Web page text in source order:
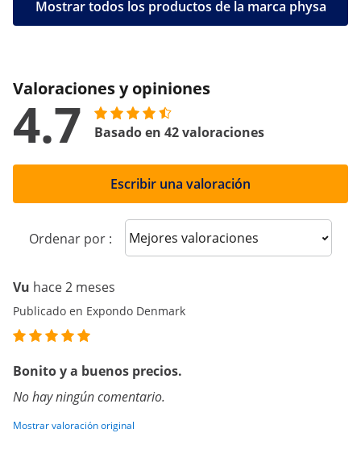
Mostrar todos los productos de la marca physa
Valoraciones y opiniones
4.7 Basado en 42 valoraciones
Escribir una valoración
Ordenar por : Sort reviews
Vu hace 2 meses
Publicado en Expondo Denmark
Bonito y a buenos precios.
No hay ningún comentario.
Mostrar valoración original